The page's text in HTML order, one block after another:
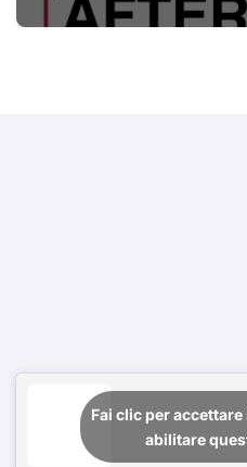
Fai clic per
abilitare